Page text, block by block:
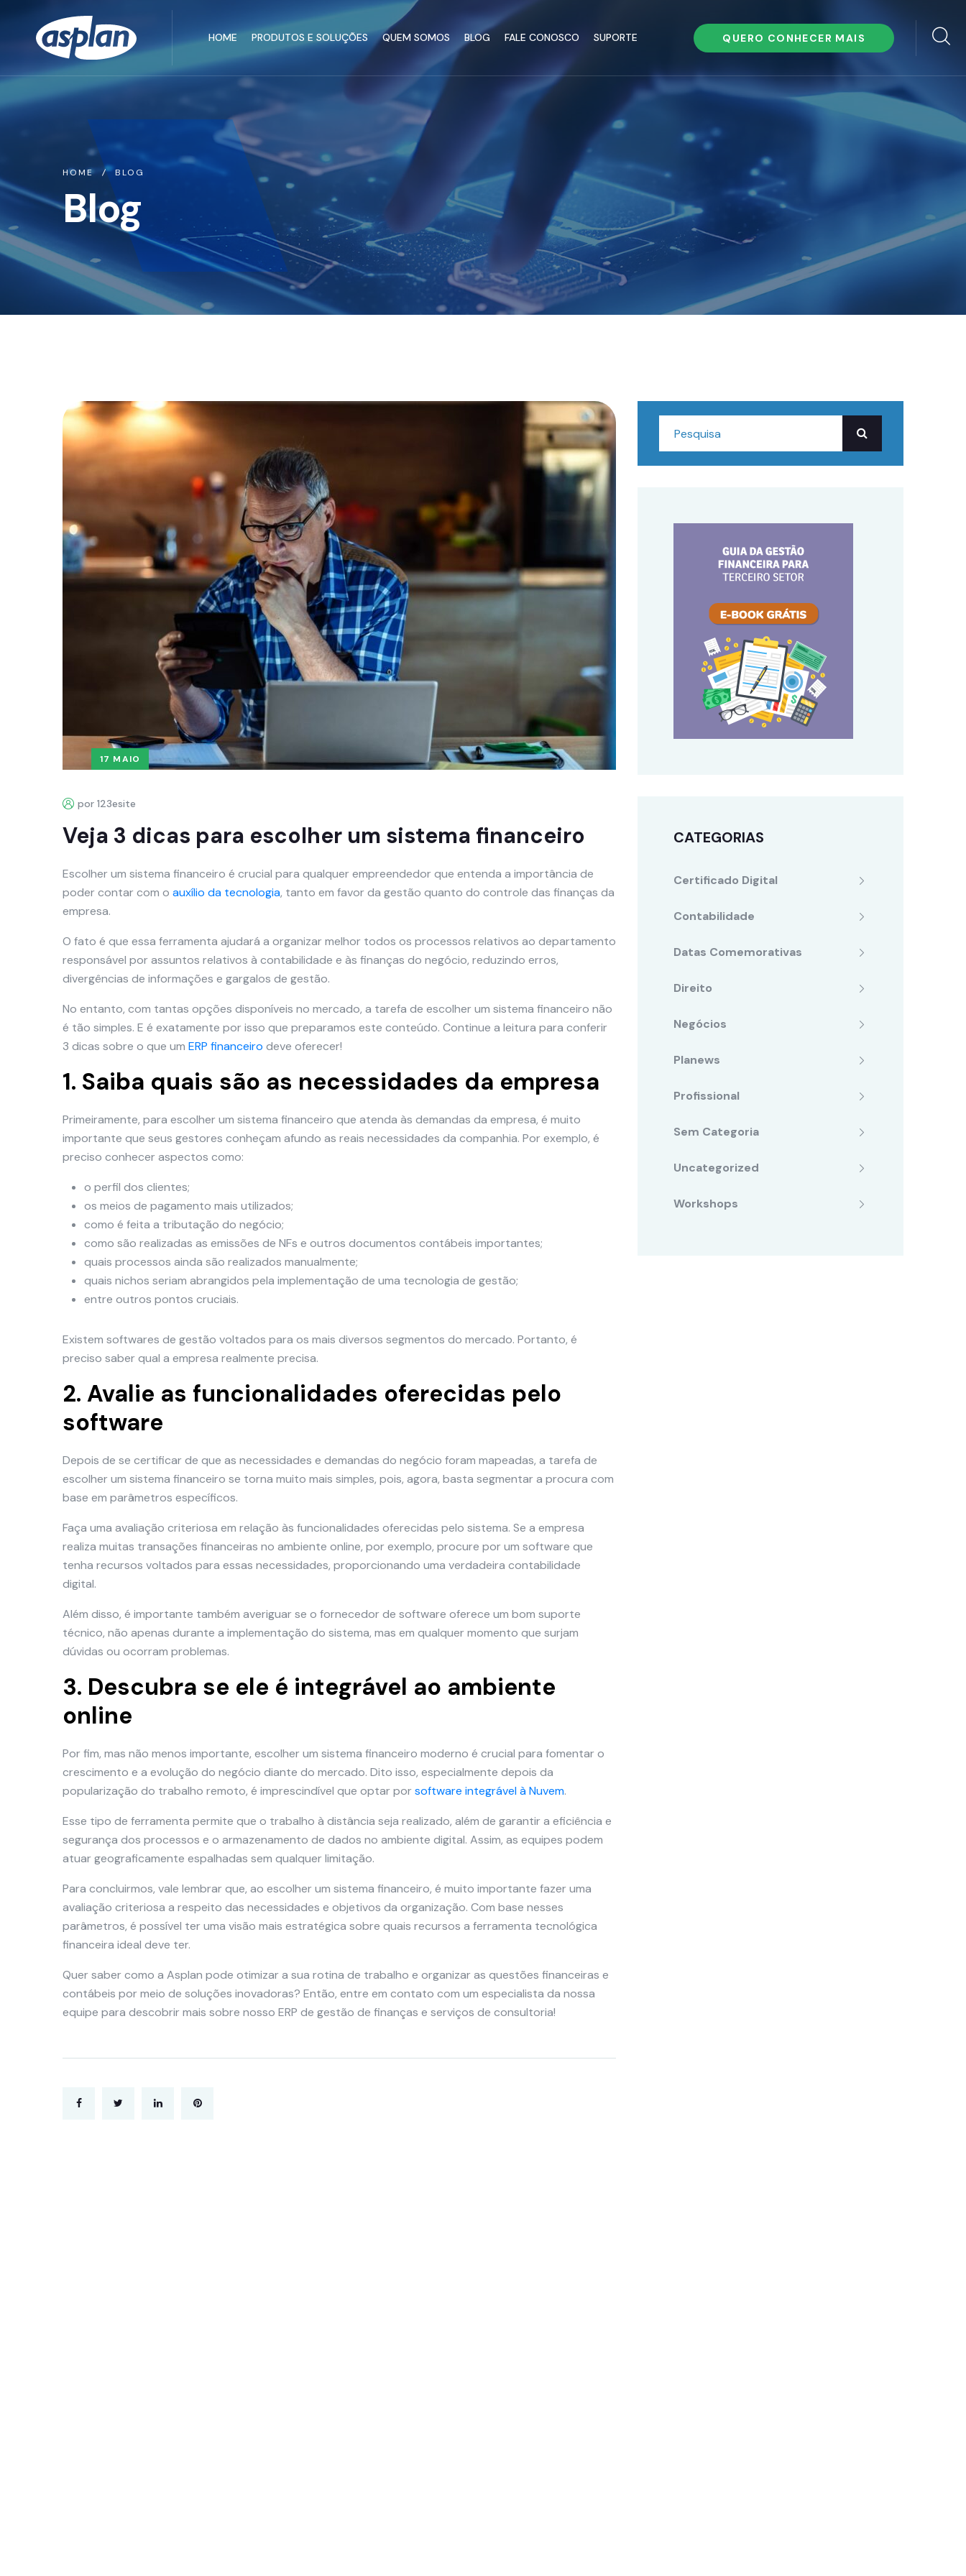
HOME PRODUTOS E SOLUÇÕES QUEM SOMOS BLOG FALE CONOSCO SUPORTE QUERO CONHECER MAIS
HOME BLOG
Blog
17 MAIO
por 123esite
Veja 3 dicas para escolher um sistema financeiro
Escolher um sistema financeiro é crucial para qualquer empreendedor que entenda a importância de
poder contar com o auxílio da tecnologia, tanto em favor da gestão quanto do controle das finanças da
empresa.
O fato é que essa ferramenta ajudará a organizar melhor todos os processos relativos ao departamento
responsável por assuntos relativos à contabilidade e às finanças do negócio, reduzindo erros,
divergências de informações e gargalos de gestão.
No entanto, com tantas opções disponíveis no mercado, a tarefa de escolher um sistema financeiro não
é tão simples. E é exatamente por isso que preparamos este conteúdo. Continue a leitura para conferir
3 dicas sobre o que um ERP financeiro deve oferecer!
1. Saiba quais são as necessidades da empresa
Primeiramente, para escolher um sistema financeiro que atenda às demandas da empresa, é muito
importante que seus gestores conheçam afundo as reais necessidades da companhia. Por exemplo, é
preciso conhecer aspectos como:
o perfil dos clientes;
os meios de pagamento mais utilizados;
como é feita a tributação do negócio;
como são realizadas as emissões de NFs e outros documentos contábeis importantes;
quais processos ainda são realizados manualmente;
quais nichos seriam abrangidos pela implementação de uma tecnologia de gestão;
entre outros pontos cruciais.
Existem softwares de gestão voltados para os mais diversos segmentos do mercado. Portanto, é
preciso saber qual a empresa realmente precisa.
2. Avalie as funcionalidades oferecidas pelo
software
Depois de se certificar de que as necessidades e demandas do negócio foram mapeadas, a tarefa de
escolher um sistema financeiro se torna muito mais simples, pois, agora, basta segmentar a procura com
base em parâmetros específicos.
Faça uma avaliação criteriosa em relação às funcionalidades oferecidas pelo sistema. Se a empresa
realiza muitas transações financeiras no ambiente online, por exemplo, procure por um software que
tenha recursos voltados para essas necessidades, proporcionando uma verdadeira contabilidade
digital.
Além disso, é importante também averiguar se o fornecedor de software oferece um bom suporte
técnico, não apenas durante a implementação do sistema, mas em qualquer momento que surjam
dúvidas ou ocorram problemas.
3. Descubra se ele é integrável ao ambiente
online
Por fim, mas não menos importante, escolher um sistema financeiro moderno é crucial para fomentar o
crescimento e a evolução do negócio diante do mercado. Dito isso, especialmente depois da
popularização do trabalho remoto, é imprescindível que optar porsoftware integrável à Nuvem.
Esse tipo de ferramenta permite que o trabalho à distância seja realizado, além de garantir a eficiência e
segurança dos processos e o armazenamento de dados no ambiente digital. Assim, as equipes podem
atuar geograficamente espalhadas sem qualquer limitação.
Para concluirmos, vale lembrar que, ao escolher um sistema financeiro, é muito importante fazer uma
avaliação criteriosa a respeito das necessidades e objetivos da organização. Com base nesses
parâmetros, é possível ter uma visão mais estratégica sobre quais recursos a ferramenta tecnológica
financeira ideal deve ter.
Quer saber como a Asplan pode otimizar a sua rotina de trabalho e organizar as questões financeiras e
contábeis por meio de soluções inovadoras? Então, entre em contato com um especialista da nossa
equipe para descobrir mais sobre nosso ERP de gestão de finanças e serviços de consultoria!
CATEGORIAS
Certificado Digital
Contabilidade
Datas Comemorativas
Direito
Negócios
Planews
Profissional
Sem Categoria
Uncategorized
Workshops